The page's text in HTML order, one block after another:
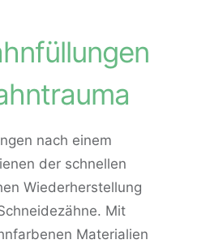
nach einem
der schnellen
Wiederherstellung
Mit
Materialien